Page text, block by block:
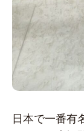
日本で一番有